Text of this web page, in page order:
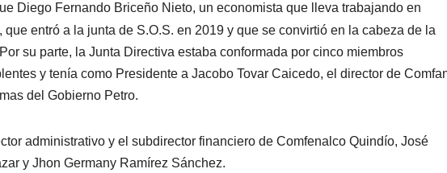
Diego Fernando Briceño Nieto, un economista que lleva trabajando en
que entró a la junta de S.O.S. en 2019 y que se convirtió en la cabeza de la
su parte, la Junta Directiva estaba conformada por cinco miembros
y tenía como Presidente a Jacobo Tovar Caicedo, el director de
del Gobierno Petro.
administrativo y el subdirector financiero de Comfenalco Quindío, José
y Jhon Germany Ramírez Sánchez.